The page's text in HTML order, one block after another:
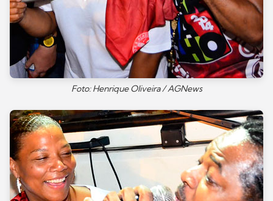
Foto: Henrique Oliveira / AGNews